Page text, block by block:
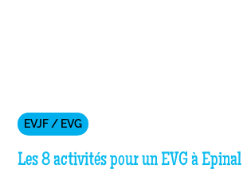
EVJF / EVG
Les 8 activités pour un EVG à Epinal